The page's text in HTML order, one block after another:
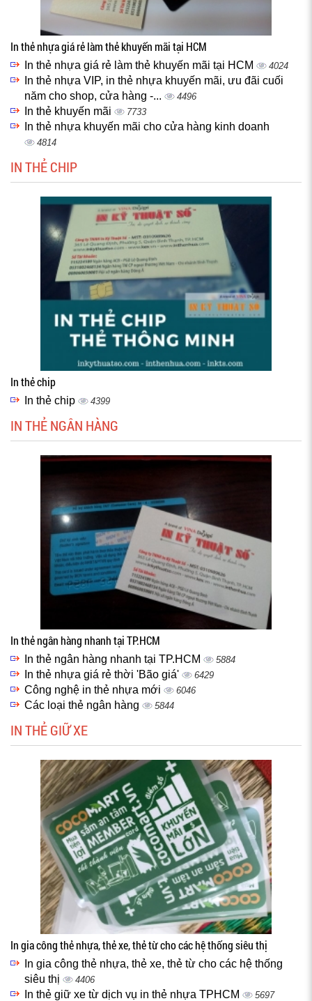
In thẻ nhựa giá rẻ làm thẻ khuyến mãi tại HCM
In thẻ nhựa giá rẻ làm thẻ khuyến mãi tại HCM 4024
In thẻ nhựa VIP, in thẻ nhựa khuyến mãi, ưu đãi cuối
năm cho shop, cửa hàng -...
4496
In thẻ khuyến mãi 7733
In thẻ nhựa khuyến mãi cho cửa hàng kinh doanh
4814
IN THẺ CHIP
In thẻ chip
In thẻ chip 4399
IN THẺ NGÂN HÀNG
In thẻ ngân hàng nhanh tại TP.HCM
In thẻ ngân hàng nhanh tại TP.HCM 5884
In thẻ nhựa giá rẻ thời 'Bão giá' 6429
Công nghệ in thẻ nhựa mới 6046
Các loại thẻ ngân hàng 5844
IN THẺ GIỮ XE
In gia công thẻ nhựa, thẻ xe, thẻ từ cho các hệ thống siêu thị
In gia công thẻ nhựa, thẻ xe, thẻ từ cho các hệ thống
siêu thị
4406
In thẻ giữ xe từ dịch vụ in thẻ nhựa TPHCM 5697